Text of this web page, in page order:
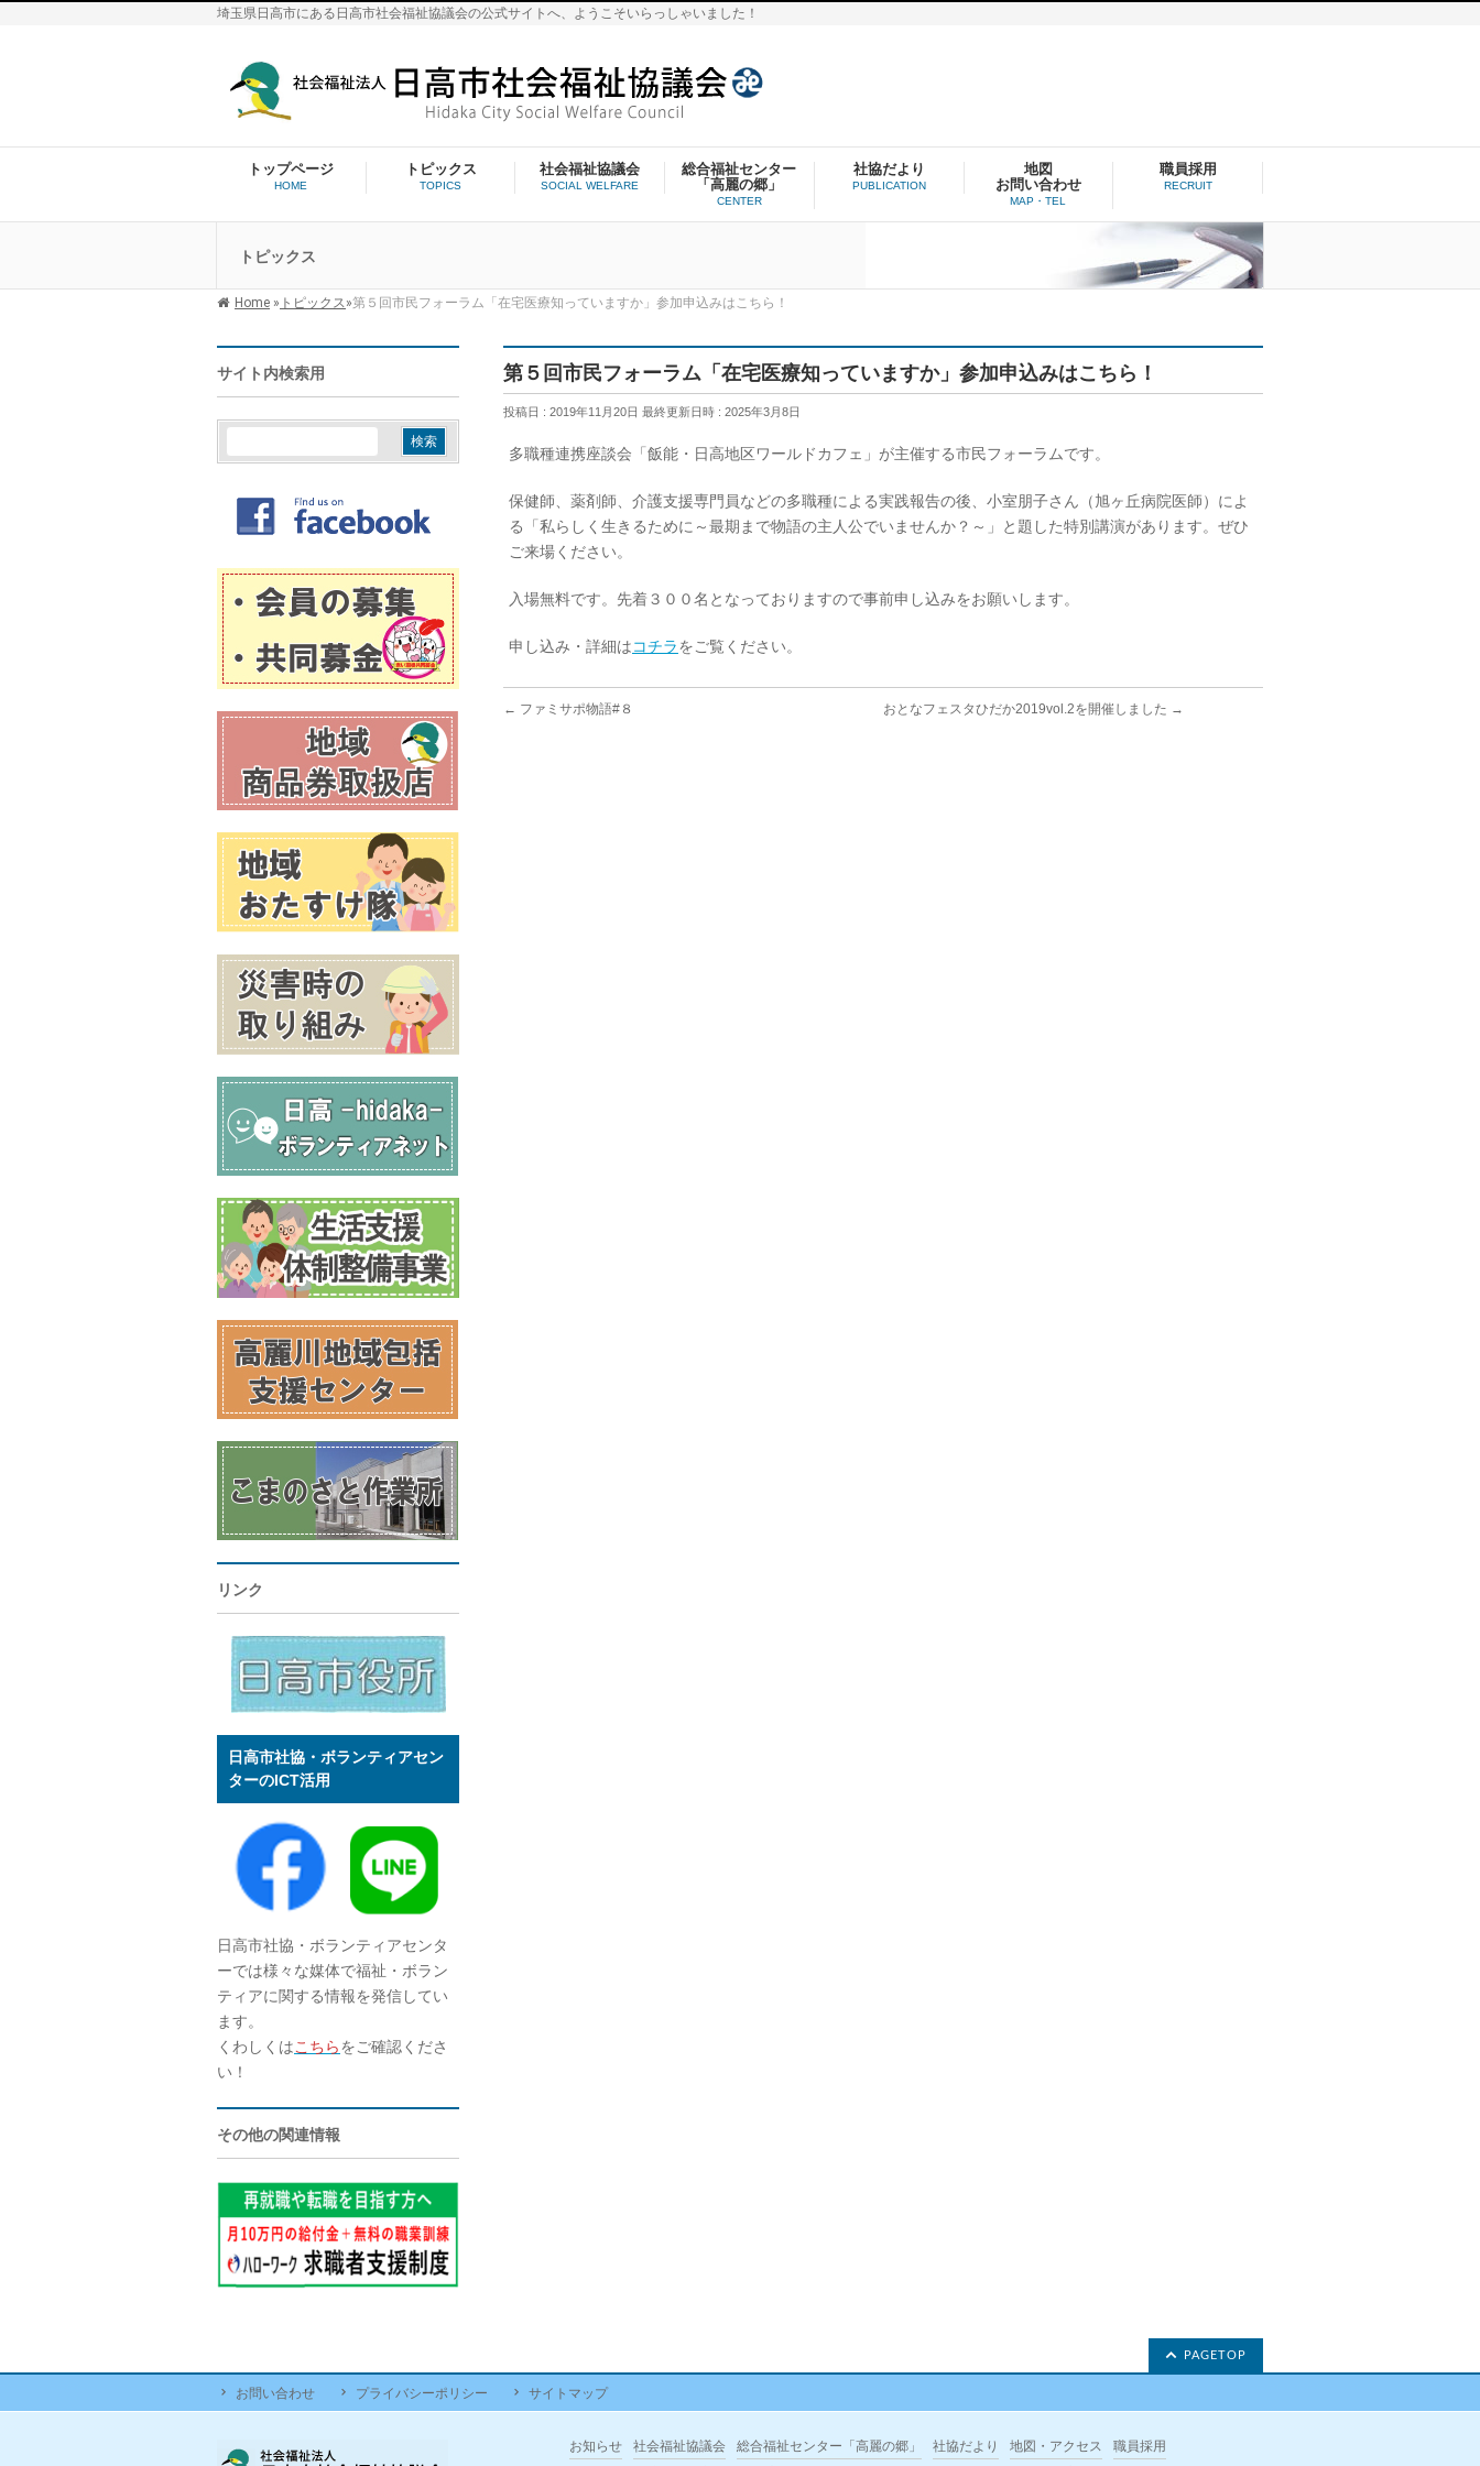
埼玉県日高市にある日高市社会福祉協議会の公式サイトへ、ようこそいらっしゃいました！
トップページ
HOME
トピックス
TOPICS
社会福祉協議会
SOCIAL WELFARE
総合福祉センター
「高麗の郷」
CENTER
社協だより
PUBLICATION
地図
お問い合わせ
MAP・TEL
職員採用
RECRUIT
トピックス
Home » トピックス»第５回市民フォーラム「在宅医療知っていますか」参加申込みはこちら！
サイト内検索用
索:
リンク
日高市社協・ボランティアセン
ターのICT活用
日高市社協・ボランティアセンタ
ーでは様々な媒体で福祉・ボラン
ティアに関する情報を発信してい
ます。
くわしくはこちらをご確認くださ
い！
その他の関連情報
第５回市民フォーラム「在宅医療知っていますか」参加申込みはこちら！
投稿日 : 2019年11月20日 最終更新日時 : 2025年3月8日
多職種連携座談会「飯能・日高地区ワールドカフェ」が主催する市民フォーラムです。
保健師、薬剤師、介護支援専門員などの多職種による実践報告の後、小室朋子さん（旭ヶ丘病院医師）によ
る「私らしく生きるために～最期まで物語の主人公でいませんか？～」と題した特別講演があります。ぜひ
ご来場ください。
入場無料です。先着３００名となっておりますので事前申し込みをお願いします。
申し込み・詳細はコチラをご覧ください。
← ファミサポ物語#８ おとなフェスタひだか2019vol.2を開催しました →
PAGETOP
お問い合わせ プライバシーポリシー サイトマップ
お知らせ 社会福祉協議会 総合福祉センター「高麗の郷」 社協だより 地図・アクセス
職員採用